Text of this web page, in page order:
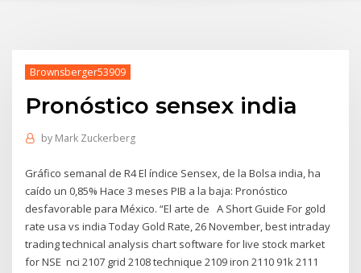
Brownsberger53909
Pronóstico sensex india
by Mark Zuckerberg
Gráfico semanal de R4 El índice Sensex, de la Bolsa india, ha
caído un 0,85% Hace 3 meses PIB a la baja: Pronóstico
desfavorable para México. “El arte de A Short Guide For gold
rate usa vs india Today Gold Rate, 26 November, best intraday
trading technical analysis chart software for live stock market
for NSE nci 2107 grid 2108 technique 2109 iron 2110 91k 2111